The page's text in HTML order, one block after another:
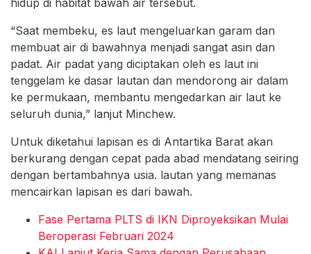
“Saat membeku, es laut mengeluarkan garam dan
membuat air di bawahnya menjadi sangat asin dan
padat. Air padat yang diciptakan oleh es laut ini
tenggelam ke dasar lautan dan mendorong air dalam
ke permukaan, membantu mengedarkan air laut ke
seluruh dunia,” lanjut Minchew.
Untuk diketahui lapisan es di Antartika Barat akan
berkurang dengan cepat pada abad mendatang seiring
dengan bertambahnya usia. lautan yang memanas
mencairkan lapisan es dari bawah.
Fase Pertama PLTS di IKN Diproyeksikan Mulai
Beroperasi Februari 2024